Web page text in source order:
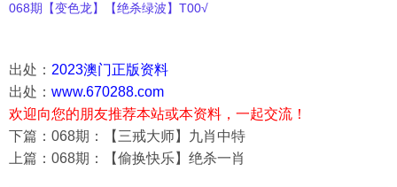
068期【变色龙】【绝杀绿波】T00√
出处： 2023澳门正版资料
出处： www.670288.com
欢迎向您的朋友推荐本站或本资料，一起交流！
下篇：068期：【三戒大师】九肖中特
上篇：068期：【偷换快乐】绝杀一肖